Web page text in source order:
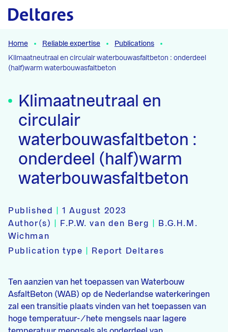
Naar hoofdcontent
Home Reliable expertise
Publications
Klimaatneutraal en circulair waterbouwasfaltbeton : onderdeel
(half)warm waterbouwasfaltbeton
Klimaatneutraal en
circulair
waterbouwasfaltbeton :
onderdeel (half)warm
waterbouwasfaltbeton
Published |1 August 2023
Author(s)
F.P.W. van den Berg
B.G.H.M.
Wichman
Publication type
Report Deltares
Ten aanzien van het toepassen van Waterbouw
AsfaltBeton (WAB) op de Nederlandse waterkeringen
zal een transitie plaats vinden van het toepassen van
hoge temperatuur-/hete mengsels naar lagere